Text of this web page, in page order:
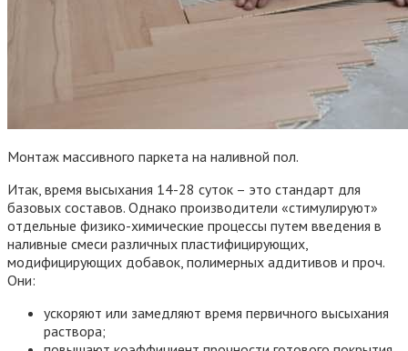
Монтаж массивного паркета на наливной пол.
Итак, время высыхания 14-28 суток – это стандарт для
базовых составов. Однако производители «стимулируют»
отдельные физико-химические процессы путем введения в
наливные смеси различных пластифицирующих,
модифицирующих добавок, полимерных аддитивов и проч.
Они:
ускоряют или замедляют время первичного высыхания
раствора;